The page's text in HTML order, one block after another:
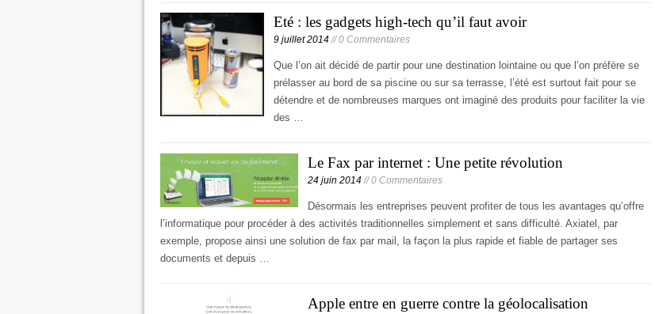
Eté : les gadgets high-tech qu’il faut avoir
9 juillet 2014// 0 Commentaires
Que l’on ait décidé de partir pour une destination lointaine ou que l’on préfère se
prélasser au bord de sa piscine ou sur sa terrasse, l’été est surtout fait pour se
détendre et de nombreuses marques ont imaginé des produits pour faciliter la vie
des …
Le Fax par internet : Une petite révolution
24 juin 2014// 0 Commentaires
Désormais les entreprises peuvent profiter de tous les avantages qu’offre
l’informatique pour procéder à des activités traditionnelles simplement et sans difficulté. Axiatel, par
exemple, propose ainsi une solution de fax par mail, la façon la plus rapide et fiable de partager ses
documents et depuis …
Apple entre en guerre contre la géolocalisation